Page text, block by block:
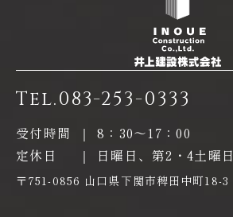
Tel.083-253-0333
受付時間 ｜
8：30〜17：00
定休日
｜ 日曜日、第2・4土曜日
〒751-0856 山口県下関市稗田中町18-3